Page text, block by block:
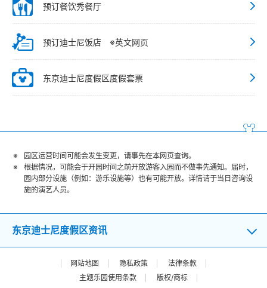
预订餐饮秀餐厅
预订迪士尼饭店 ※英文网页
东京迪士尼度假区度假套票
园区运营时间可能会发生变更，请事先在本网页查询。
根据情况，可能会于开园时间之前开放游客入园而不做事先通知。届时，
园内部分设施（例如：游乐设施等）也有可能开放。详情请于当日咨询设
施的演艺人员。
东京迪士尼度假区资讯
网站地图 隐私政策
法律条款
主题乐园使用条款
版权/商标